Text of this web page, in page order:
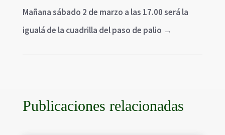
Mañana sábado 2 de marzo a las 17.00 será la
igualá de la cuadrilla del paso de palio →
Publicaciones relacionadas